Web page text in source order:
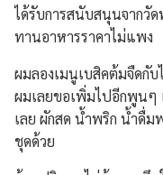
ได้รับการสนับสนุนจากวั
ทานอาหารราคาไม่แพง
ผมลองเมนูเบสิคต้มจืดกับ
ผมเลยขอเพิ่มไปอีกพูนๆ
เลย ผักสด น้ำพริก น้ำดื่ม
ชุดด้วย